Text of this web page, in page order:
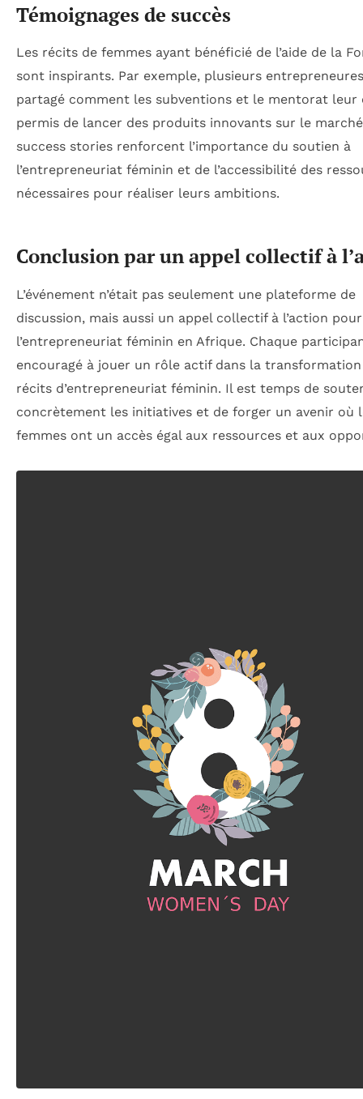
Témoignages de succès
Les récits de femmes ayant bénéficié de l’aide de la
sont inspirants. Par exemple, plusieurs
partagé comment les subventions et le mentorat leur
permis de lancer des produits innovants sur le
success stories renforcent l’importance du soutien à
l’entrepreneuriat féminin et de l’accessibilité des
nécessaires pour réaliser leurs ambitions.
Conclusion par un appel collectif à
L’événement n’était pas seulement une plateforme de
discussion, mais aussi un appel collectif à l’action
l’entrepreneuriat féminin en Afrique. Chaque
encouragé à jouer un rôle actif dans la transformation
récits d’entrepreneuriat féminin. Il est temps de
concrètement les initiatives et de forger un avenir où
femmes ont un accès égal aux ressources et aux